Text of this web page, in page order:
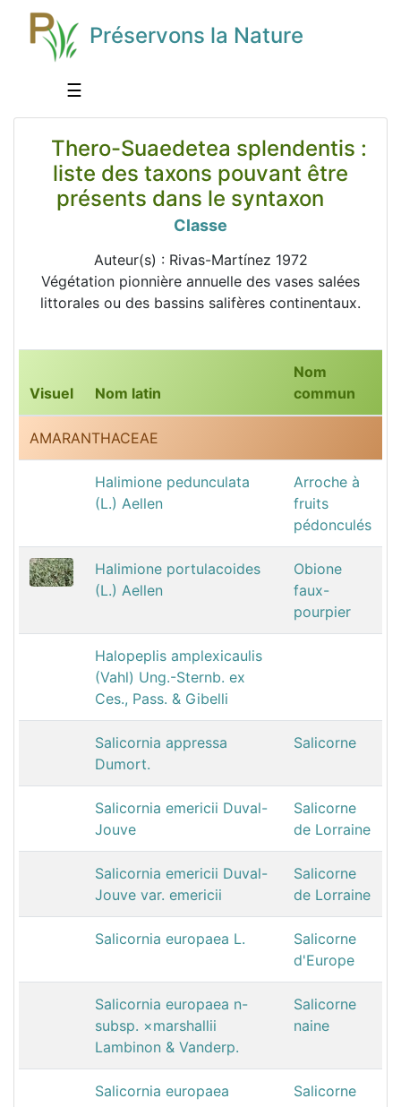
Préservons la Nature
☰
Thero-Suaedetea splendentis :
liste des taxons pouvant être
présents dans le syntaxon
Classe
Auteur(s) : Rivas-Martínez 1972
Végétation pionnière annuelle des vases salées
littorales ou des bassins salifères continentaux.
Visuel Nom latin
Nom
commun
AMARANTHACEAE
Halimione pedunculata
(L.) Aellen
Arroche à
fruits
pédonculés
Halimione portulacoides
(L.) Aellen
Obione
faux-
pourpier
Halopeplis amplexicaulis
(Vahl) Ung.-Sternb. ex
Ces., Pass. & Gibelli
Salicornia appressa
Dumort.
Salicorne
Salicornia emericii Duval-
Jouve
Salicorne
de Lorraine
Salicornia emericii Duval-
Jouve var. emericii
Salicorne
de Lorraine
Salicornia europaea L.
Salicorne
d'Europe
Salicornia europaea n-
subsp. ×marshallii
Lambinon & Vanderp.
Salicorne
naine
Salicornia europaea
Salicorne